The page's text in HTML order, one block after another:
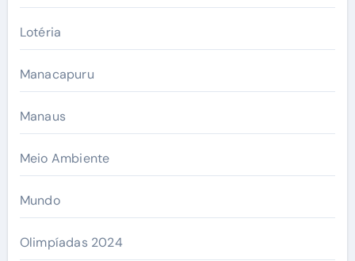
Lotéria
Manacapuru
Manaus
Meio Ambiente
Mundo
Olimpíadas 2024